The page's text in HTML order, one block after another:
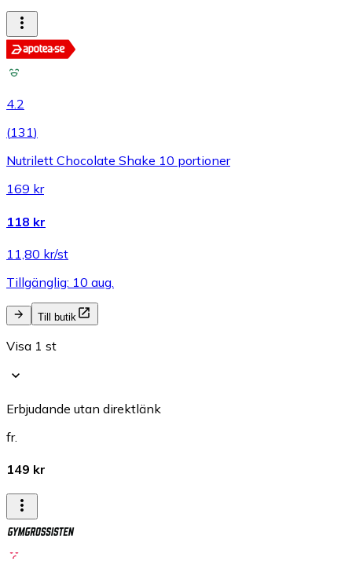
4.2
(131)
Nutrilett Chocolate Shake 10 portioner
169 kr
118 kr
11,80 kr/st
Tillgänglig: 10 aug.
Till butik
Visa 1 st
Erbjudande utan direktlänk
fr.
149 kr